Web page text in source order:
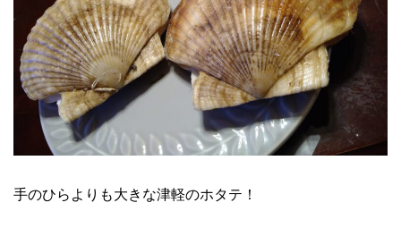
手のひらよりも大きな津軽のホタテ！